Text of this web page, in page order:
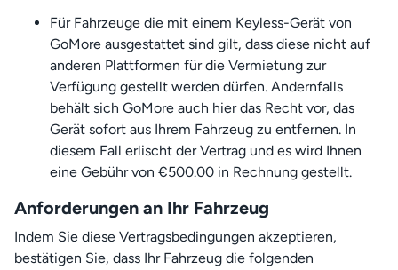
Für Fahrzeuge die mit einem Keyless-Gerät von
GoMore ausgestattet sind gilt, dass diese nicht auf
anderen Plattformen für die Vermietung zur
Verfügung gestellt werden dürfen. Andernfalls
behält sich GoMore auch hier das Recht vor, das
Gerät sofort aus Ihrem Fahrzeug zu entfernen. In
diesem Fall erlischt der Vertrag und es wird Ihnen
eine Gebühr von €500.00 in Rechnung gestellt.
Anforderungen an Ihr Fahrzeug
Indem Sie diese Vertragsbedingungen akzeptieren,
bestätigen Sie, dass Ihr Fahrzeug die folgenden